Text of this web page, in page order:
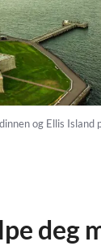
og Ellis
deg